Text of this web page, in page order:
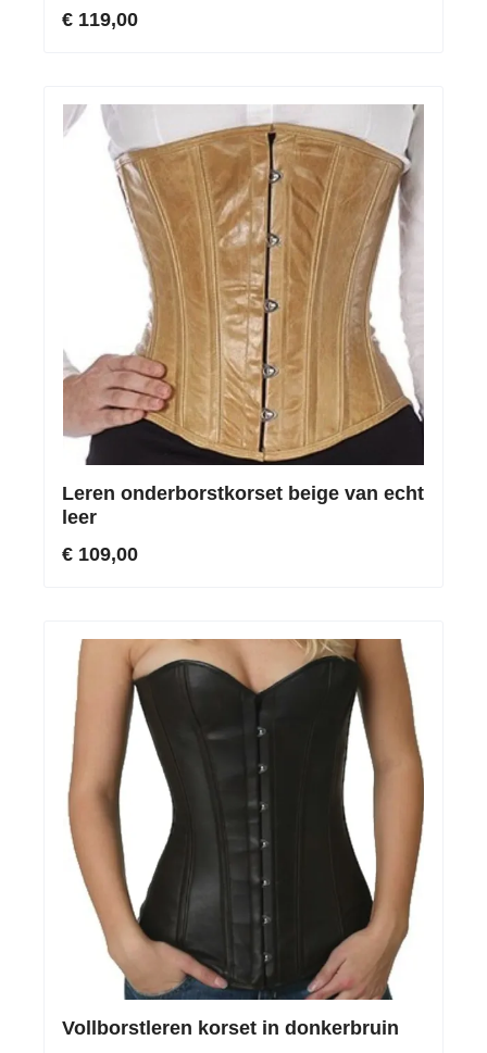
€ 119,00
Leren onderborstkorset beige van echt
leer
€ 109,00
Vollborstleren korset in donkerbruin